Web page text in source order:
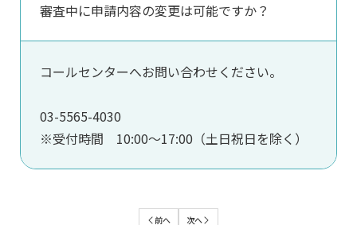
審査中に申請内容の変更は可能ですか？
コールセンターへお問い合わせください。
03-5565-4030
※受付時間 10:00～17:00（土日祝日を除く）